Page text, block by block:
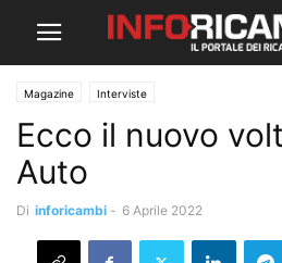
Magazine Interviste
Ecco il nuovo
Auto
Di inforicambi - 6 Aprile 2022